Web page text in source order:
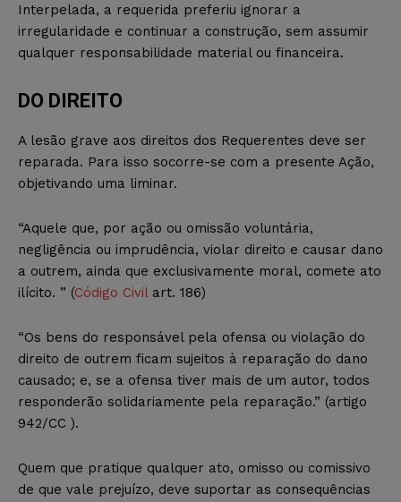
Interpelada, a requerida preferiu ignorar a
irregularidade e continuar a construção, sem assumir
qualquer responsabilidade material ou financeira.
DO DIREITO
A lesão grave aos direitos dos Requerentes deve ser
reparada. Para isso socorre-se com a presente Ação,
objetivando uma liminar.
“Aquele que, por ação ou omissão voluntária,
negligência ou imprudência, violar direito e causar dano
a outrem, ainda que exclusivamente moral, comete ato
ilícito. ” (Código Civilart. 186)
“Os bens do responsável pela ofensa ou violação do
direito de outrem ficam sujeitos à reparação do dano
causado; e, se a ofensa tiver mais de um autor, todos
responderão solidariamente pela reparação.” (artigo
942/CC ).
Quem que pratique qualquer ato, omisso ou comissivo
de que vale prejuízo, deve suportar as consequências